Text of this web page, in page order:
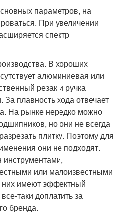
параметров, на
При увеличении
спектр
В хороших
алюминиевая или
резак и ручка
плавность хода отвечает
На рынке нередко можно
но они не всегда
плитку. Поэтому для
они не подходят.
или малоизвестными
них имеют эффектный
таки доплатить за
бренда.